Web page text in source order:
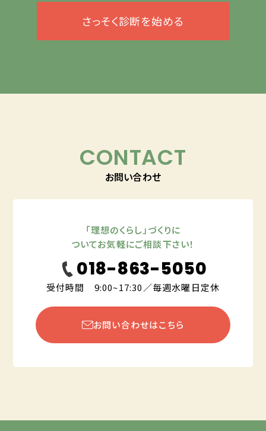
さっそく診断を始める
CONTACT
お問い合わせ
「理想のくらし」づくりに
ついてお気軽にご相談下さい！
018-863-5050
受付時間 9:00~17:30／毎週水曜日定休
お問い合わせはこちら